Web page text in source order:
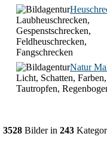
Laubheuschrecken,
Gespenstschrecken,
Feldheuschrecken,
Fangschrecken
Natur
Licht, Schatten,
Tautropfen,
3528 Bilder in 243